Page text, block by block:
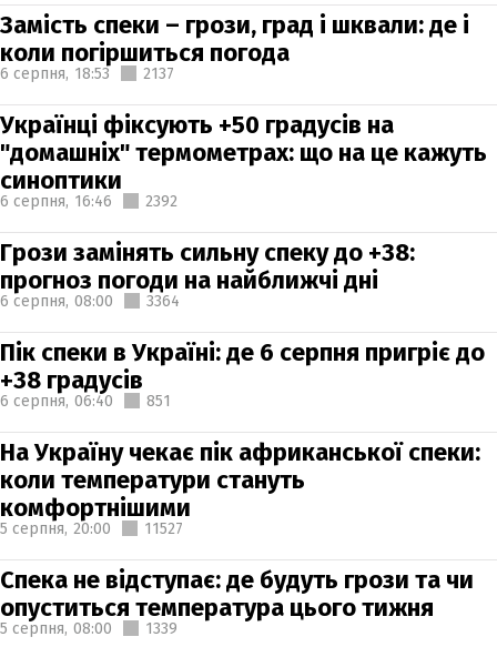
Замість спеки – грози, град і шквали: де і
коли погіршиться погода
6 серпня, 18:53 2137
Українці фіксують +50 градусів на
"домашніх" термометрах: що на це кажуть
синоптики
6 серпня, 16:46 2392
Грози замінять сильну спеку до +38:
прогноз погоди на найближчі дні
6 серпня, 08:00 3364
Пік спеки в Україні: де 6 серпня пригріє до
+38 градусів
6 серпня, 06:40 851
На Україну чекає пік африканської спеки:
коли температури стануть
комфортнішими
5 серпня, 20:00 11527
Спека не відступає: де будуть грози та чи
опуститься температура цього тижня
5 серпня, 08:00 1339